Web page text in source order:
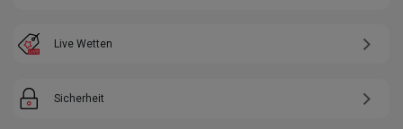
Live Wetten
Sicherheit